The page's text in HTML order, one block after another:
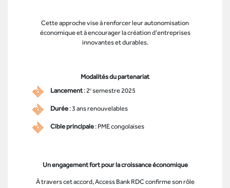
Cette approche vise à renforcer leur autonomisation
économique et à encourager la création d’entreprises
innovantes et durables.
Modalités du partenariat
Lancement : 2ᵉ semestre 2025
Durée : 3 ans renouvelables
Cible principale : PME congolaises
Un engagement fort pour la croissance économique
À travers cet accord, Access Bank RDC confirme son rôle